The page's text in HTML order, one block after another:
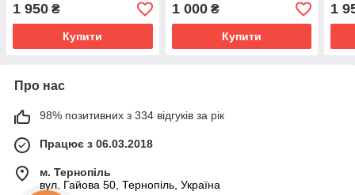
1 950 ₴
Купити
1 000₴
Купити
1
Про нас
98% позитивних з 334 відгуків за рік
Працює з 06.03.2018
м. Тернопіль
вул. Гайова 50, Тернопіль, Україна